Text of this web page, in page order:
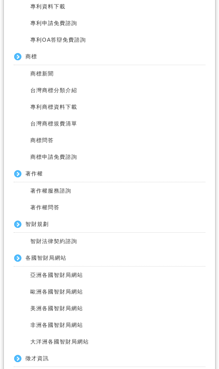
專利資料下載
專利申請免費諮詢
專利OA答辯免費諮詢
商標
商標新聞
台灣商標分類介紹
專利商標資料下載
台灣商標規費清單
商標問答
商標申請免費諮詢
著作權
著作權服務諮詢
著作權問答
智財規劃
智財法律契約諮詢
各國智財局網站
亞洲各國智財局網站
歐洲各國智財局網站
美洲各國智財局網站
非洲各國智財局網站
大洋洲各國智財局網站
徵才資訊